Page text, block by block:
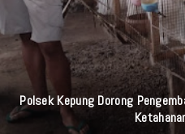
Polsek Kepung Dorong